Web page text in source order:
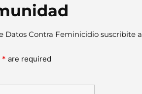
Datos Contra Feminicidio suscribite a
* are required